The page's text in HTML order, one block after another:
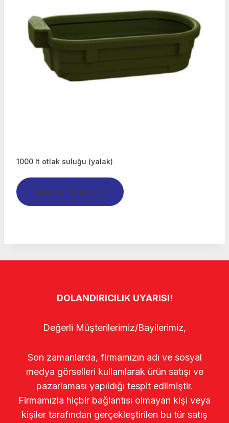
1000 lt otlak suluğu (yalak)
Devamını oku
DOLANDIRICILIK UYARISI!
Değerli Müşterilerimiz/Bayilerimiz,
Son zamanlarda, firmamızın adı ve sosyal
medya görselleri kullanılarak ürün satışı ve
pazarlaması yapıldığı tespit edilmiştir.
Firmamızla hiçbir bağlantısı olmayan kişi veya
kişiler tarafından gerçekleştirilen bu tür satış